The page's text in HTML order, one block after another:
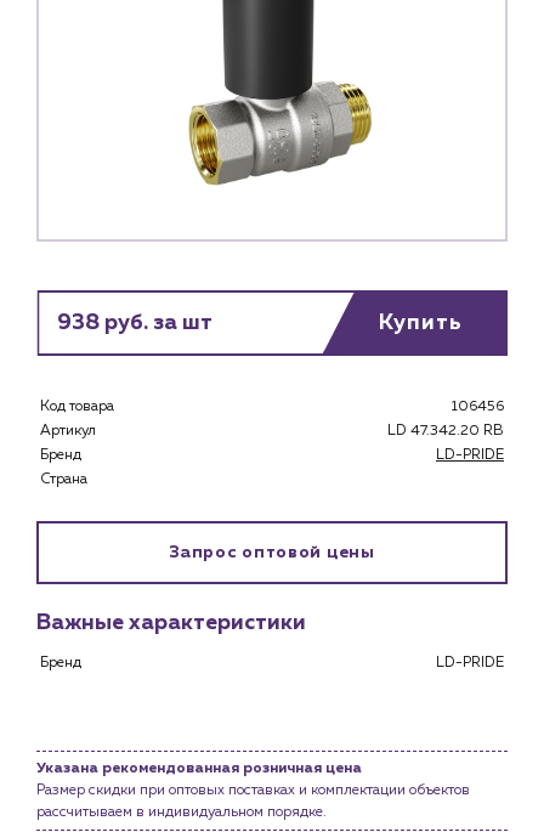
Клиентам
Новости
938 руб. за шт Купить
Код товара
106456
Артикул
LD 47.342.20 RB
Бренд
LD-PRIDE
Страна
Запрос оптовой цены
Важные характеристики
Бренд LD-PRIDE
Указана рекомендованная розничная цена
Размер скидки при оптовых поставках и комплектации объектов
рассчитываем в индивидуальном порядке.